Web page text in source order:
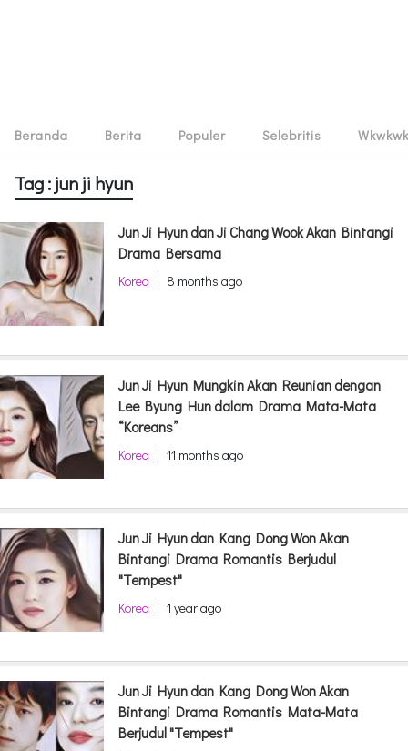
Beranda Berita Populer Selebritis Wkwkwk
Tag : jun ji hyun
Jun Ji Hyun dan Ji Chang Wook Akan Bintangi
Drama Bersama
Korea | 8 months ago
Jun Ji Hyun Mungkin Akan Reunian dengan
Lee Byung Hun dalam Drama Mata-Mata
“Koreans”
Korea | 11 months ago
Jun Ji Hyun dan Kang Dong Won Akan
Bintangi Drama Romantis Berjudul
"Tempest"
Korea | 1 year ago
Jun Ji Hyun dan Kang Dong Won Akan
Bintangi Drama Romantis Mata-Mata
Berjudul "Tempest"